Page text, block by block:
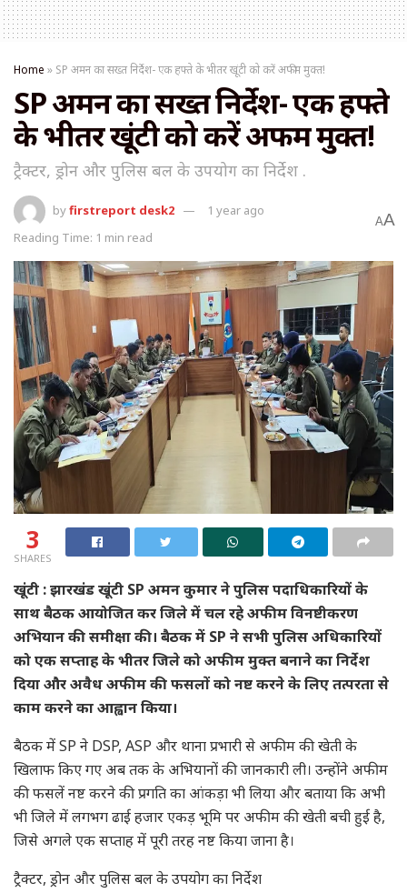
Home » SP अमन का सख्त निर्देश- एक हफ्ते के भीतर खूंटी को करें अफीम मुक्त!
SP अमन का सख्त निर्देश- एक हफ्ते
के भीतर खूंटी को करें अफीम मुक्त!
ट्रैक्टर, ड्रोन और पुलिस बल के उपयोग का निर्देश .
byfirstreport desk2
1 year ago
Reading Time: 1 min read
AA
3
SHARES
खूंटी : झारखंड खूंटी SP अमन कुमार ने पुलिस पदाधिकारियों के
साथ बैठक आयोजित कर जिले में चल रहे अफीम विनष्टीकरण
अभियान की समीक्षा की। बैठक में SP ने सभी पुलिस अधिकारियों
को एक सप्ताह के भीतर जिले को अफीम मुक्त बनाने का निर्देश
दिया और अवैध अफीम की फसलों को नष्ट करने के लिए तत्परता से
काम करने का आह्वान किया।
बैठक में SP ने DSP, ASP और थाना प्रभारी से अफीम की खेती के
खिलाफ किए गए अब तक के अभियानों की जानकारी ली। उन्होंने अफीम
की फसलें नष्ट करने की प्रगति का आंकड़ा भी लिया और बताया कि अभी
भी जिले में लगभग ढाई हजार एकड़ भूमि पर अफीम की खेती बची हुई है,
जिसे अगले एक सप्ताह में पूरी तरह नष्ट किया जाना है।
ट्रैक्टर, ड्रोन और पुलिस बल के उपयोग का निर्देश